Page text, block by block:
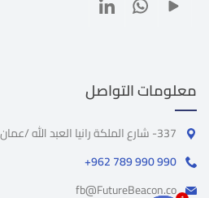
معلومات التواصل
337- شارع الملكة رانيا العبد الله /عمان-الاردن
+962 789 990 990
fb@FutureBeacon.co